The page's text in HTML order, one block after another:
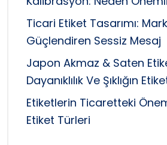
Ticari Etiket Tasarımı:
Güçlendiren Sessiz Mesaj
Japon Akmaz & Saten
Dayanıklılık Ve Şıklığın
Etiketlerin Ticaretteki
Etiket Türleri